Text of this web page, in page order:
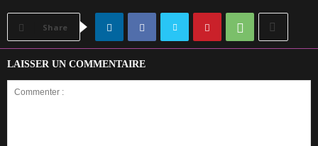
Share
LAISSER UN COMMENTAIRE